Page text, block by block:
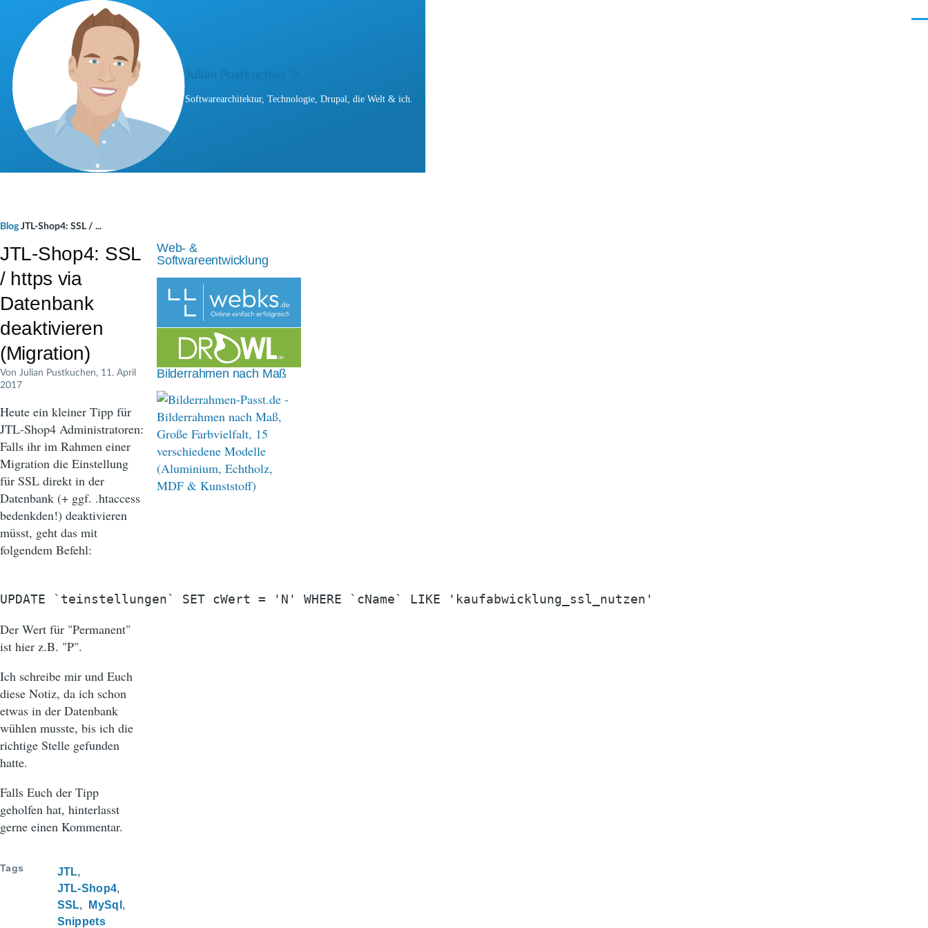
Direkt zum Inhalt
Julian Pustkuchen ツ
Softwarearchitektur, Technologie, Drupal, die Welt & ich.
M
a
d
n
a
v
i
g
a
t
i
o
n
BlogJTL-Shop4: SSL / ...
JTL-Shop4: SSL
/ https via
Datenbank
deaktivieren
(Migration)
Von Julian Pustkuchen, 11. April
2017
Heute ein kleiner Tipp für
JTL-Shop4 Administratoren:
Falls ihr im Rahmen einer
Migration die Einstellung
für SSL direkt in der
Datenbank (+ ggf. .htaccess
bedenkden!) deaktivieren
müsst, geht das mit
folgendem Befehl:
Der Wert für "Permanent"
ist hier z.B. "P".
Ich schreibe mir und Euch
diese Notiz, da ich schon
etwas in der Datenbank
wühlen musste, bis ich die
richtige Stelle gefunden
hatte.
Falls Euch der Tipp
geholfen hat, hinterlasst
gerne einen Kommentar.
Tags
JTL
JTL-Shop4
SSL
MySql
Snippets
Web- &
Softwareentwicklung
Bilderrahmen nach Maß